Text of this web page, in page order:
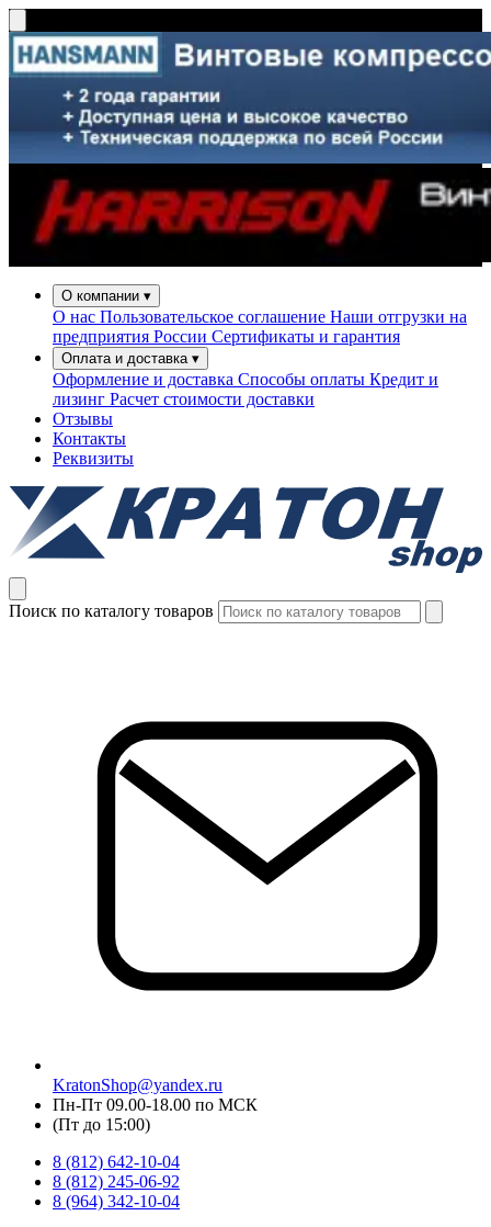
О компании ▾
О нас Пользовательское соглашение Наши отгрузки на
предприятия России Сертификаты и гарантия
Оплата и доставка ▾
Оформление и доставка Способы оплаты Кредит и
лизинг Расчет стоимости доставки
Отзывы
Контакты
Реквизиты
Поиск по каталогу товаров
KratonShop@yandex.ru
Пн-Пт 09.00-18.00 по МСК
(Пт до 15:00)
8 (812) 642-10-04
8 (812) 245-06-92
8 (964) 342-10-04